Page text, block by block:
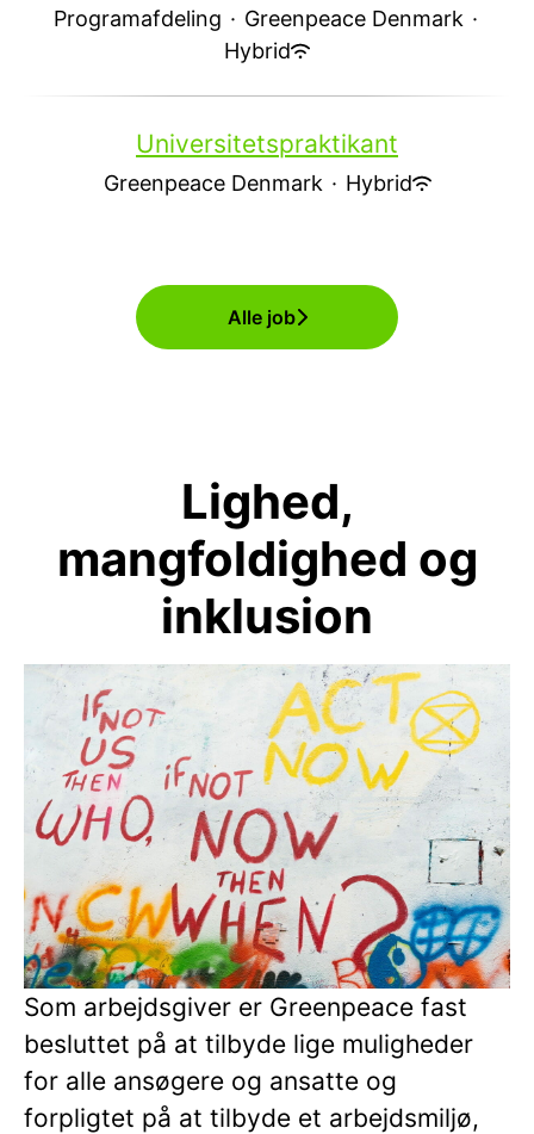
Programafdeling · Greenpeace Denmark ·
Hybrid
Universitetspraktikant
Greenpeace Denmark · Hybrid
Alle job
Lighed,
mangfoldighed og
inklusion
Som arbejdsgiver er Greenpeace fast
besluttet på at tilbyde lige muligheder
for alle ansøgere og ansatte og
forpligtet på at tilbyde et arbejdsmiljø,